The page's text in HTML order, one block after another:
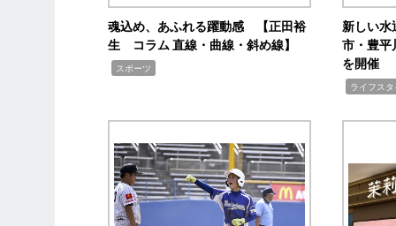
魂込め、あふれる躍動感 【正田裕
生 コラム 直線・曲線・斜め線】
スポーツ
新しい
市・豊平
を開催
ライフス